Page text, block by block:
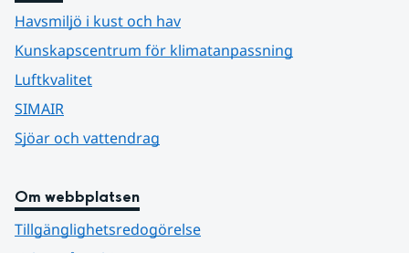
Havsmiljö i kust och hav
Kunskapscentrum för klimatanpassning
Luftkvalitet
SIMAIR
Sjöar och vattendrag
Om webbplatsen
Tillgänglighetsredogörelse